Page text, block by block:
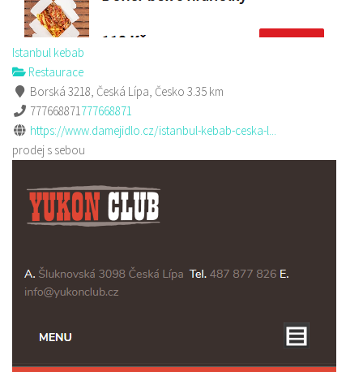
Istanbul kebab
Restaurace
Borská 3218, Česká Lípa, Česko 3.35 km
777668871777668871
https://www.damejidlo.cz/istanbul-kebab-ceska-l...
prodej s sebou